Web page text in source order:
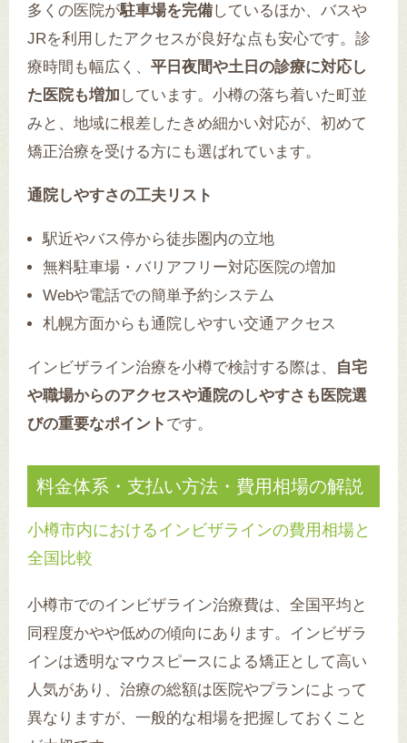
多くの医院が駐車場を完備しているほか、バスや
JRを利用したアクセスが良好な点も安心です。診
療時間も幅広く、 平日夜間や土日の診療に対応し
た医院も増加 しています。小樽の落ち着いた町並
みと、地域に根差したきめ細かい対応が、初めて
矯正治療を受ける方にも選ばれています。
通院しやすさの工夫リスト
駅近やバス停から徒歩圏内の立地
無料駐車場・バリアフリー対応医院の増加
Webや電話での簡単予約システム
札幌方面からも通院しやすい交通アクセス
インビザライン治療を小樽で検討する際は、
自宅
や職場からのアクセスや通院のしやすさも医院選
びの重要なポイント です。
料金体系・支払い方法・費用相場の解説
小樽市内におけるインビザラインの費用相場と
全国比較
小樽市でのインビザライン治療費は、全国平均と
同程度かやや低めの傾向にあります。インビザラ
インは透明なマウスピースによる矯正として高い
人気があり、治療の総額は医院やプランによって
異なりますが、一般的な相場を把握しておくこと